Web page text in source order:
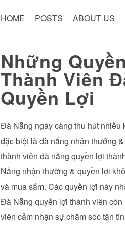
HOME POSTS ABOUT US
Những
Thành Viên
Quyền Lợi
Đà Nẵng ngày càng thu hút
đặc biệt là đà nẵng nhận thưởng
thành viên đà nẵng quyền lợi
Nẵng nhận thưởng & quyền lợi
và mua sắm. Các quyền lợi này
Đà Nẵng quyền lợi thành viên
viên cảm nhận sự chăm sóc tận